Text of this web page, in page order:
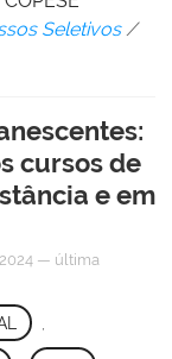
Seletivos /
cursos de
e em
— última